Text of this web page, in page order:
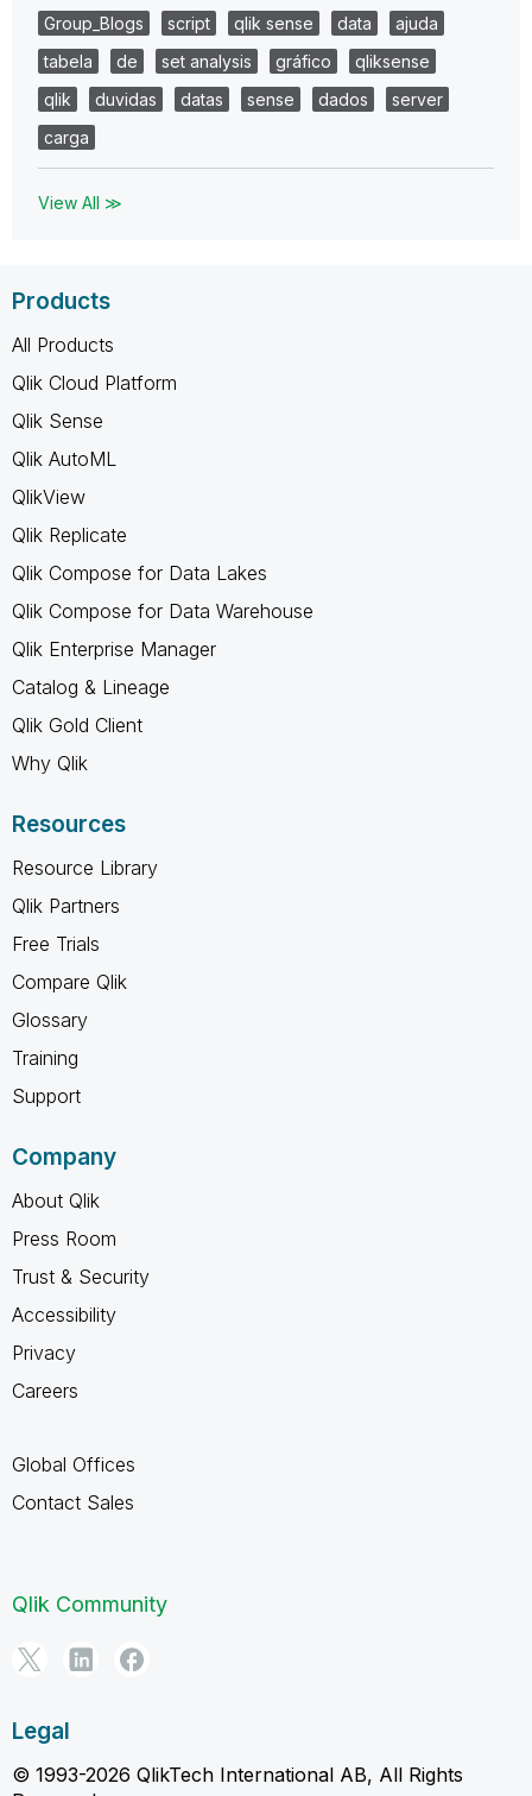
Group_Blogs
script qlik sense data
ajuda
tabela
de set analysis gráfico
qliksense
qlik
duvidas datas sense dados
server
carga
View All ≫
Products
All Products
Qlik Cloud Platform
Qlik Sense
Qlik AutoML
QlikView
Qlik Replicate
Qlik Compose for Data Lakes
Qlik Compose for Data Warehouse
Qlik Enterprise Manager
Catalog & Lineage
Qlik Gold Client
Why Qlik
Resources
Resource Library
Qlik Partners
Free Trials
Compare Qlik
Glossary
Training
Support
Company
About Qlik
Press Room
Trust & Security
Accessibility
Privacy
Careers
Global Offices
Contact Sales
Qlik Community
Legal
© 1993-2026 QlikTech International AB, All Rights